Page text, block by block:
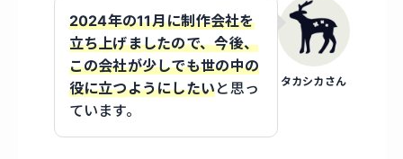
タカシカさん
2024年の11月に制作会社を
立ち上げましたので、今後、
この会社が少しでも世の中の
役に立つようにしたいと思っ
ています。